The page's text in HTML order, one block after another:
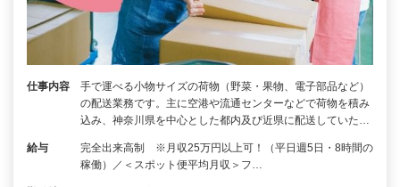
仕事内容
手で運べる小物サイズの荷物（野菜・果物、電子部品など）
の配送業務です。主に空港や流通センターなどで荷物を積み
込み、神奈川県を中心とした都内及び近県に配送していた…
給与
完全出来高制 ※月収25万円以上可！（平日週5日・8時間の
稼働）／＜スポット便平均月収＞フ…